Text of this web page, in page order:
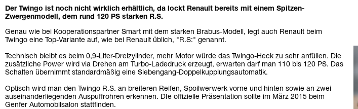
Der Twingo ist noch nicht wirklich erhältlich, da lockt Renault bereits mit einem Spitzen-
Zwergenmodell, dem rund 120 PS starken R.S.
Genau wie bei Kooperationspartner Smart mit dem starken Brabus-Modell, legt auch Renault beim
Twingo eine Top-Variante auf, wie bei Renault üblich, "R.S:" genannt.
Technisch bleibt es beim 0,9-Liter-Dreizylinder, mehr Motor würde das Twingo-Heck zu sehr anfüllen. Die
zusätzliche Power wird via Drehen am Turbo-Ladedruck erzeugt, erwarten darf man 110 bis 120 PS. Das
Schalten übernimmt standardmäßig eine Siebengang-Doppelkupplungsautomatik.
Optisch wird man den Twingo R.S. an breiteren Reifen, Spoilwerwerk vorne und hinten sowie an zwei
auseinanderliegenden Auspuffrohren erkennen. DIe offizielle Präsentation sollte im März 2015 beim
Genfer Automobilsalon stattfinden.